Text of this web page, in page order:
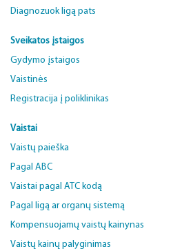
Diagnozuok ligą pats
Sveikatos įstaigos
Gydymo įstaigos
Vaistinės
Registracija į poliklinikas
Vaistai
Vaistų paieška
Pagal ABC
Vaistai pagal ATC kodą
Pagal ligą ar organų sistemą
Kompensuojamų vaistų kainynas
Vaistų kainų palyginimas